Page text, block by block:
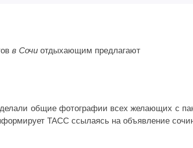
в Сочи отдыхающим предлагают
общие фотографии всех желающих с
ТАСС ссылаясь на объявление